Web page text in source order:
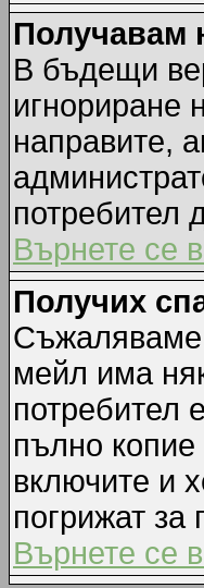
Получавам
В бъдещи
игнориране
направите,
потребител
Върнете се
Получих
Съжаляваме
мейл има
потребител
пълно
включите и
погрижат за
Върнете се